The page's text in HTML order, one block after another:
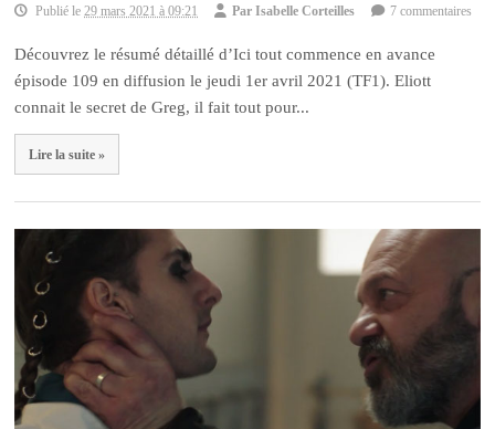
Publié le29 mars 2021 à 09:21 ParIsabelle Corteilles 7 commentaires
Découvrez le résumé détaillé d’Ici tout commence en avance
épisode 109 en diffusion le jeudi 1er avril 2021 (TF1). Eliott
connait le secret de Greg, il fait tout pour...
Lire la suite »